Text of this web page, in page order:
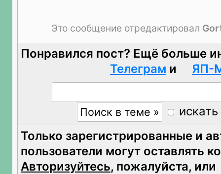
Это сообщение отредактировал
Понравился пост? Ещё больше
Телеграм и ЯП-
Только зарегистрированные и
пользователи могут оставлять
Авторизуйтесь, пожалуйста, или